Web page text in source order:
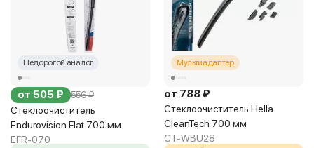
Недорогой аналог
от 505 ₽ 556 ₽
Стеклоочиститель
Endurovision Flat 700 мм
EFR-070
Мультиадаптер
от 788 ₽
Стеклоочиститель Hella
CleanTech 700 мм
CT-WBU28